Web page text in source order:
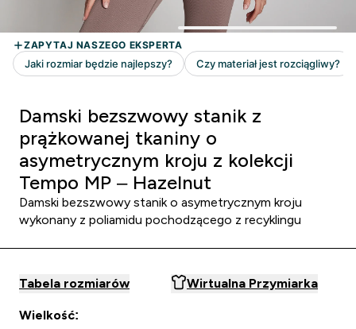
Damski bezszwowy stanik z
prążkowanej tkaniny o
asymetrycznym kroju z kolekcji
Tempo MP – Hazelnut
Damski bezszwowy stanik o asymetrycznym kroju
wykonany z poliamidu pochodzącego z recyklingu
Tabela rozmiarów Wirtualna Przymiarka
Wielkość: